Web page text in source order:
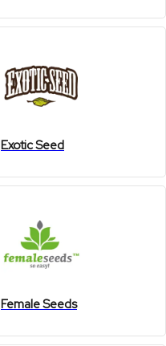
Exotic Seed
Female Seeds